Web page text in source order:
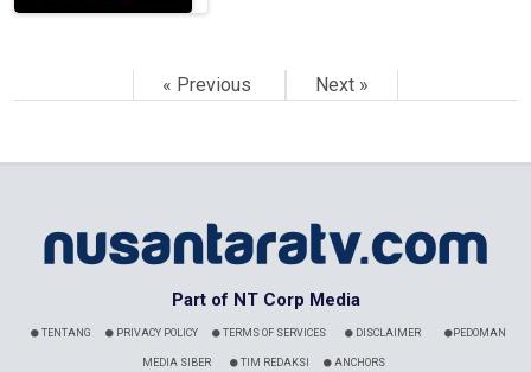
« Previous Next »
Part of NT Corp Media
TENTANG PRIVACY POLICY TERMS OF SERVICES DISCLAIMER PEDOMAN
MEDIA SIBER TIM REDAKSI ANCHORS